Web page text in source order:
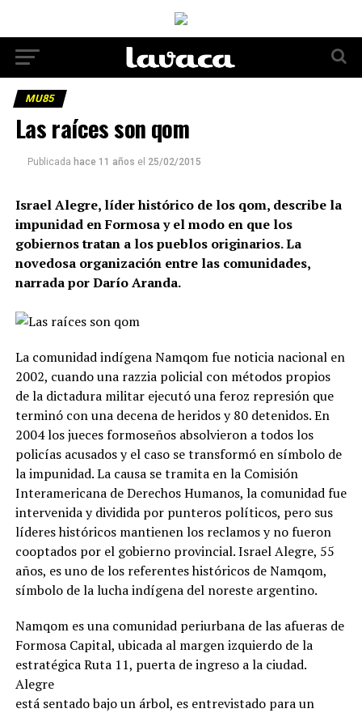
MU85
Las raíces son qom
Publicada hace 11 años el 25/02/2015
Israel Alegre, líder histórico de los qom, describe la
impunidad en Formosa y el modo en que los
gobiernos tratan a los pueblos originarios. La
novedosa organización entre las comunidades,
narrada por Darío Aranda.
La comunidad indígena Namqom fue noticia nacional en
2002, cuando una razzia policial con métodos propios
de la dictadura militar ejecutó una feroz represión que
terminó con una decena de heridos y 80 detenidos. En
2004 los jueces formoseños absolvieron a todos los
policías acusados y el caso se transformó en símbolo de
la impunidad. La causa se tramita en la Comisión
Interamericana de Derechos Humanos, la comunidad fue
intervenida y dividida por punteros políticos, pero sus
líderes históricos mantienen los reclamos y no fueron
cooptados por el gobierno provincial. Israel Alegre, 55
años, es uno de los referentes históricos de Namqom,
símbolo de la lucha indígena del noreste argentino.
Namqom es una comunidad periurbana de las afueras de
Formosa Capital, ubicada al margen izquierdo de la
estratégica Ruta 11, puerta de ingreso a la ciudad.
Alegre
está sentado bajo un árbol, es entrevistado para un